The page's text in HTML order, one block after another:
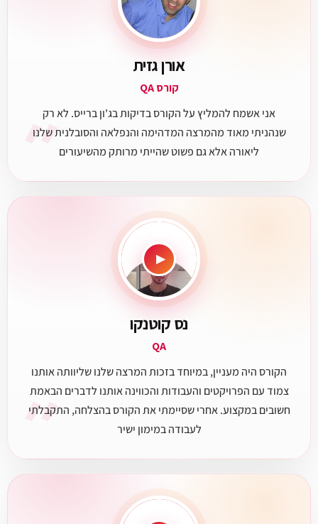
״
אורן גזית
קורס QA
אני אשמח להמליץ על הקורס בדיקות בג'ון ברייס. לא רק
שנהניתי מאוד מהמרצה המדהימה והנפלאה והסובלנית שלנו
ליאורה אלא גם פשוט שהייתי מרותק מהשיעורים
״
▶
נס קוטנקו
QA
הקורס היה מעניין, במיוחד בזכות המרצה שלנו שליוותה אותנו
צמוד עם הפרויקטים והעבודות והכווינה אותנו לדברים הבאמת
חשובים במקצוע. אחרי שסיימתי את הקורס בהצלחה, התקבלתי
לעבודה במימון ישיר